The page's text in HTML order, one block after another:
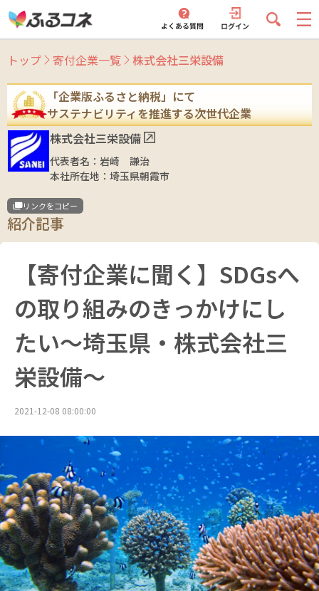
トップ 寄付企業一覧 株式会社三栄設備
「企業版ふるさと納税」にて
サステナビリティを推進する次世代企業
株式会社三栄設備
代表者名： 岩崎 謙治
本社所在地： 埼玉県朝霞市
リンクをコピー
紹介記事
【寄付企業に聞く】SDGsへ
の取り組みのきっかけにし
たい～埼玉県・株式会社三
栄設備～
2021-12-08 08:00:00